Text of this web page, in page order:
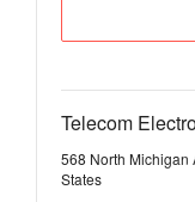
Telecom
568 North Michigan
States